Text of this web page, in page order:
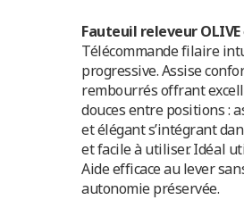
Fauteuil releveur OLIVE
Télécommande filaire
progressive. Assise
rembourrés offrant
douces entre positions :
et élégant s’intégrant
et facile à utiliser. Idéal
Aide efficace au lever
autonomie préservée.